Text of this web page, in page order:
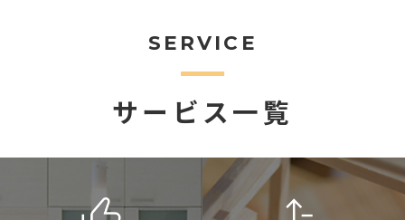
SERVICE
サービス一覧